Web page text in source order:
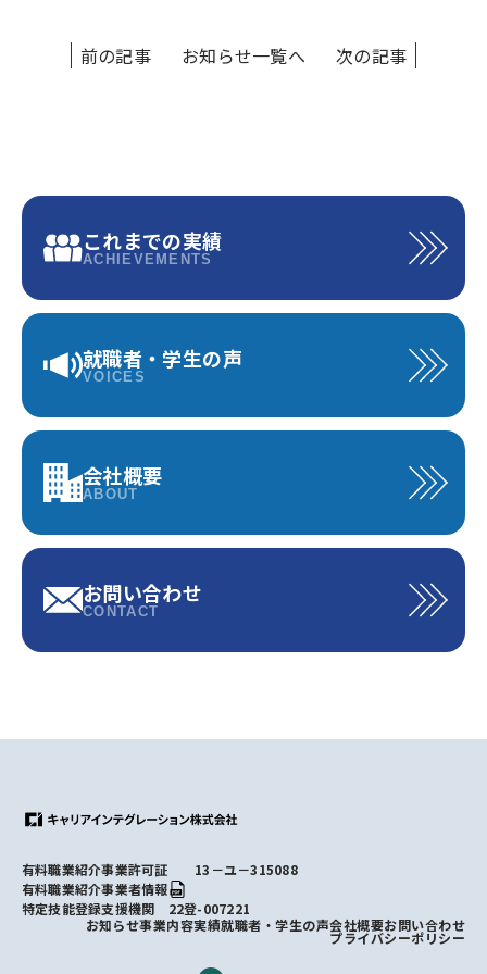
前の記事 お知らせ一覧へ 次の記事
これまでの実績
ACHIEVEMENTS
就職者・学生の声
VOICES
会社概要
ABOUT
お問い合わせ
CONTACT
有料職業紹介事業許可証 13－ユ－315088
有料職業紹介事業者情報
特定技能登録支援機関 22登-007221
お知らせ事業内容実績就職者・学生の声会社概要お問い合わせ
プライバシーポリシー